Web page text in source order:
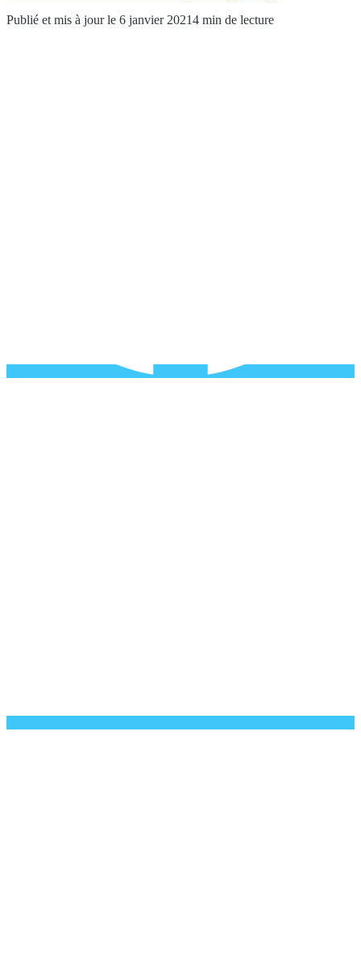
Publié et mis à jour le 6 janvier 20214 min de lecture